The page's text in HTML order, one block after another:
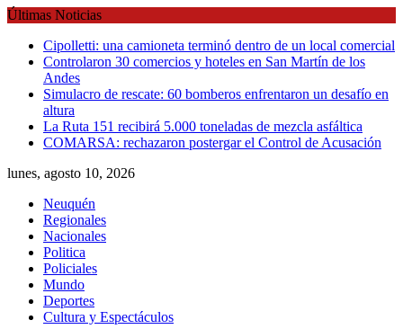
Skip
content
Últimas Noticias
Cipolletti: una camioneta terminó dentro de un local comercial
Controlaron 30 comercios y hoteles en San Martín de los
Andes
Simulacro de rescate: 60 bomberos enfrentaron un desafío en
altura
La Ruta 151 recibirá 5.000 toneladas de mezcla asfáltica
COMARSA: rechazaron postergar el Control de Acusación
lunes, agosto 10, 2026
Neuquén
Regionales
Nacionales
Politica
Policiales
Mundo
Deportes
Cultura y Espectáculos